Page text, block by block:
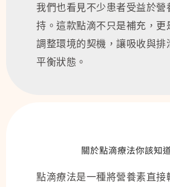
我們也看見不少患者受益於營
持。這款點滴不只是補充，更
調整環境的契機，讓吸收與排
平衡狀態。
關於點滴療法你該知
點滴療法是一種將營養素直接